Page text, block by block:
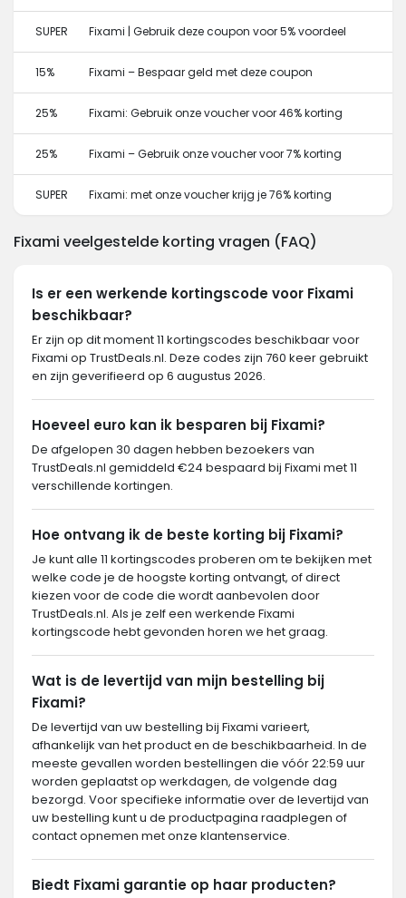
SUPER Fixami | Gebruik deze coupon voor 5% voordeel
15% Fixami – Bespaar geld met deze coupon
25% Fixami: Gebruik onze voucher voor 46% korting
25% Fixami – Gebruik onze voucher voor 7% korting
SUPER Fixami: met onze voucher krijg je 76% korting
Fixami veelgestelde korting vragen (FAQ)
Is er een werkende kortingscode voor Fixami
beschikbaar?
Er zijn op dit moment 11 kortingscodes beschikbaar voor
Fixami op TrustDeals.nl. Deze codes zijn 760 keer gebruikt
en zijn geverifieerd op 6 augustus 2026.
Hoeveel euro kan ik besparen bij Fixami?
De afgelopen 30 dagen hebben bezoekers van
TrustDeals.nl gemiddeld €24 bespaard bij Fixami met 11
verschillende kortingen.
Hoe ontvang ik de beste korting bij Fixami?
Je kunt alle 11 kortingscodes proberen om te bekijken met
welke code je de hoogste korting ontvangt, of direct
kiezen voor de code die wordt aanbevolen door
TrustDeals.nl. Als je zelf een werkende Fixami
kortingscode hebt gevonden horen we het graag.
Wat is de levertijd van mijn bestelling bij
Fixami?
De levertijd van uw bestelling bij Fixami varieert,
afhankelijk van het product en de beschikbaarheid. In de
meeste gevallen worden bestellingen die vóór 22:59 uur
worden geplaatst op werkdagen, de volgende dag
bezorgd. Voor specifieke informatie over de levertijd van
uw bestelling kunt u de productpagina raadplegen of
contact opnemen met onze klantenservice.
Biedt Fixami garantie op haar producten?